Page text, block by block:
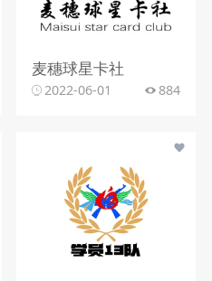
麦穗球星卡社
2022-06-01 884